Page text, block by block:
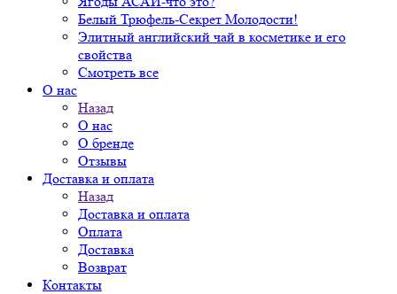
Белый Трюфель-Секрет Молодости!
Элитный английский чай в косметике и его
свойства
Смотреть все
О нас
Назад
О нас
О бренде
Отзывы
Доставка и оплата
Назад
Доставка и оплата
Оплата
Доставка
Возврат
Контакты